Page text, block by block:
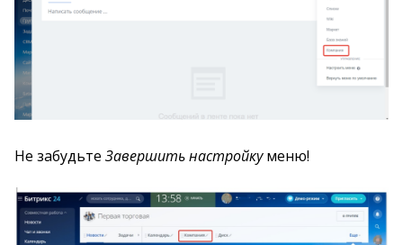
Не забудьте Завершить настройкуменю!